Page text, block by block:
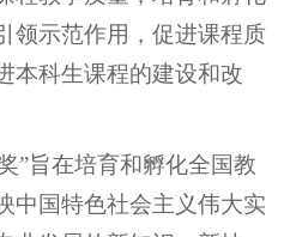
领示范作用，促进课程质
本科生课程的建设和改
”旨在培育和孵化全国教
中国特色社会主义伟大实